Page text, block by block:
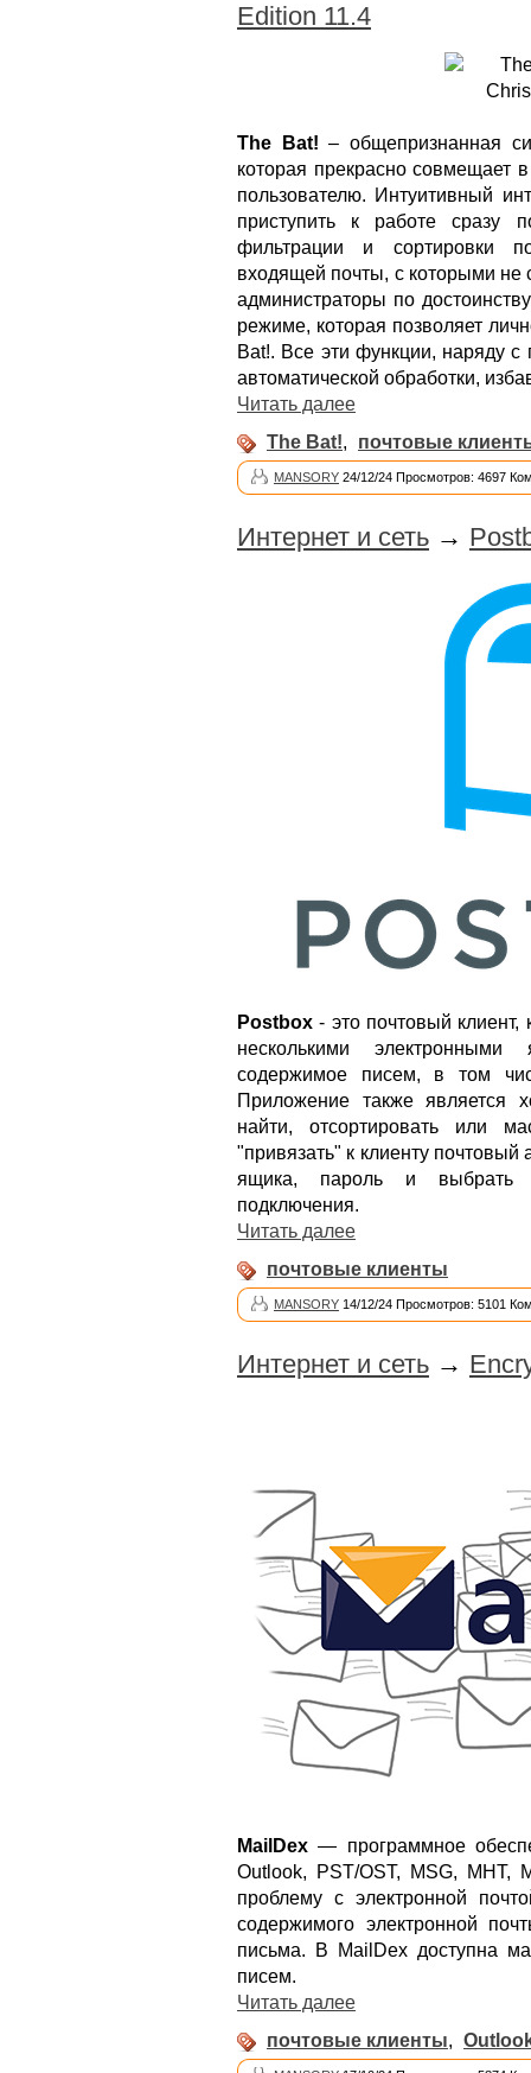
Edition 11.4
The Bat! – общепризнанная
которая прекрасно совмещает
пользователю. Интуитивный
приступить к работе сразу
фильтрации и сортировки
входящей почты, с которыми
администраторы по
режиме, которая позволяет
Bat!. Все эти функции, наряду
автоматической обработки,
Читать далее
The Bat!, почтовые
MANSORY 24/12/24 Просмотров: 4697
Интернет и сеть →
Postbox - это почтовый
несколькими
содержимое писем, в том
Приложение также является
найти, отсортировать или
"привязать" к клиенту почтовый
ящика, пароль и выбрать
подключения.
Читать далее
почтовые клиенты
MANSORY 14/12/24 Просмотров: 5101
Интернет и сеть →
MailDex — программное
Outlook, PST/OST, MSG, MHT,
проблему с электронной
содержимого электронной
письма. В MailDex доступна
писем.
Читать далее
почтовые клиенты,